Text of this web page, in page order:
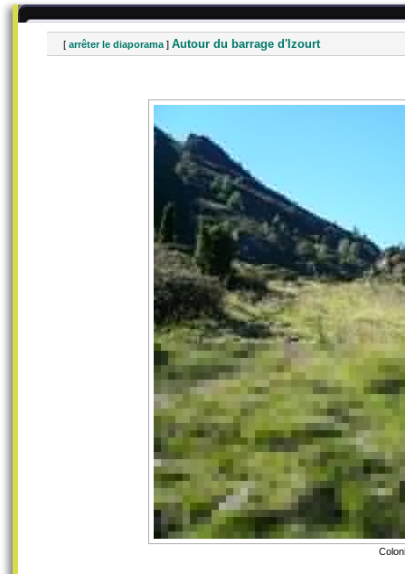
[ arrêter le diaporama ] Autour du barrage d'Izourt